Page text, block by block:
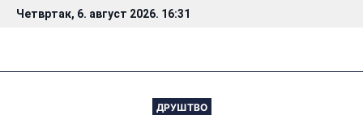
Четвртак, 6. август 2026. 16:31
ДРУШТВО